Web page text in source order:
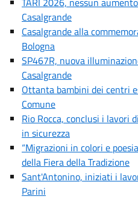
Casalgrande
Casalgrande alla
Bologna
SP467R, nuova
Casalgrande
Ottanta bambini dei centri
Comune
Rio Rocca, conclusi i lavori
in sicurezza
“Migrazioni in colori e
della Fiera della Tradizione
Sant'Antonino, iniziati i
Parini